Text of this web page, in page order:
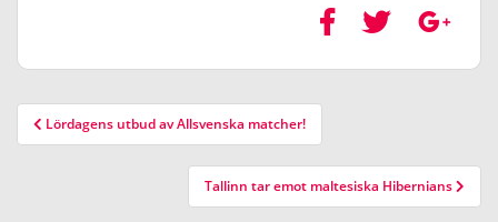
Lördagens utbud av Allsvenska matcher!
Tallinn tar emot maltesiska Hibernians